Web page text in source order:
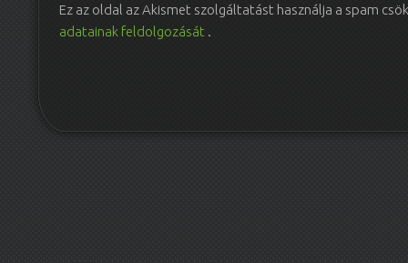
Ez az oldal az Akismet szolgáltatást használja a spam
adatainak feldolgozását .